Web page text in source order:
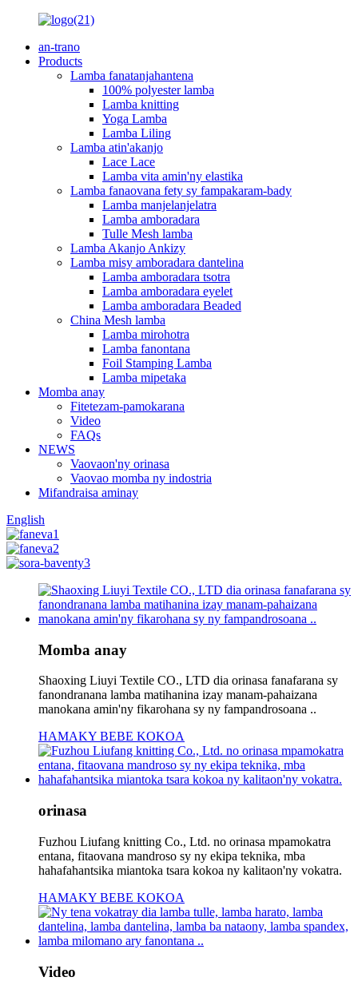
an-trano
Products
Lamba fanatanjahantena
100% polyester lamba
Lamba knitting
Yoga Lamba
Lamba Liling
Lamba atin'akanjo
Lace Lace
Lamba vita amin'ny elastika
Lamba fanaovana fety sy fampakaram-bady
Lamba manjelanjelatra
Lamba amboradara
Tulle Mesh lamba
Lamba Akanjo Ankizy
Lamba misy amboradara dantelina
Lamba amboradara tsotra
Lamba amboradara eyelet
Lamba amboradara Beaded
China Mesh lamba
Lamba mirohotra
Lamba fanontana
Foil Stamping Lamba
Lamba mipetaka
Momba anay
Fitetezam-pamokarana
Video
FAQs
NEWS
Vaovaon'ny orinasa
Vaovao momba ny indostria
Mifandraisa aminay
English
Momba anay
Shaoxing Liuyi Textile CO., LTD dia orinasa fanafarana sy
fanondranana lamba matihanina izay manam-pahaizana
manokana amin'ny fikarohana sy ny fampandrosoana ..
HAMAKY BEBE KOKOA
orinasa
Fuzhou Liufang knitting Co., Ltd. no orinasa mpamokatra
entana, fitaovana mandroso sy ny ekipa teknika, mba
hahafahantsika miantoka tsara kokoa ny kalitaon'ny vokatra.
HAMAKY BEBE KOKOA
Video